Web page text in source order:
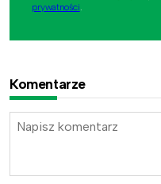
prywatności
Komentarze